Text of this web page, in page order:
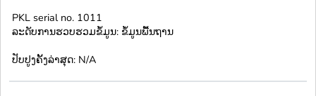
PKL serial no. 1011
ລະດັບການຮວບຮວມຂໍ້ມູນ: ຂໍ້ມູນພື້ນຖານ
ປັບປູງຄັ້ງລ່າສຸດ: N/A